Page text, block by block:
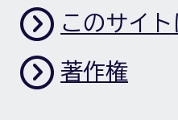
このサイ
著作権